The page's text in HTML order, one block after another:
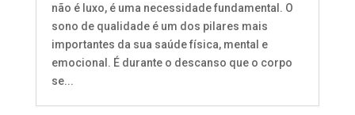
não é luxo, é uma necessidade fundamental. O
sono de qualidade é um dos pilares mais
importantes da sua saúde física, mental e
emocional. É durante o descanso que o corpo
se...